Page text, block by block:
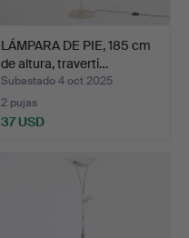
LÁMPARA DE PIE, 185 cm
de altura, traverti…
Subastado 4 oct 2025
2 pujas
37 USD